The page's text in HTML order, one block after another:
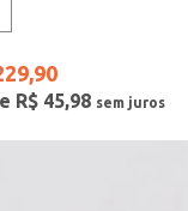
,90
R$ 45,98